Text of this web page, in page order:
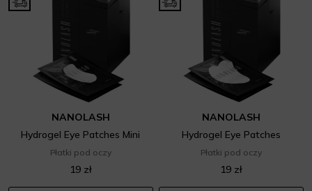
NANOLASH
Hydrogel Eye Patches Mini
Płatki pod oczy
19 zł
NANOLASH
Hydrogel Eye Patches
Płatki pod oczy
19 zł